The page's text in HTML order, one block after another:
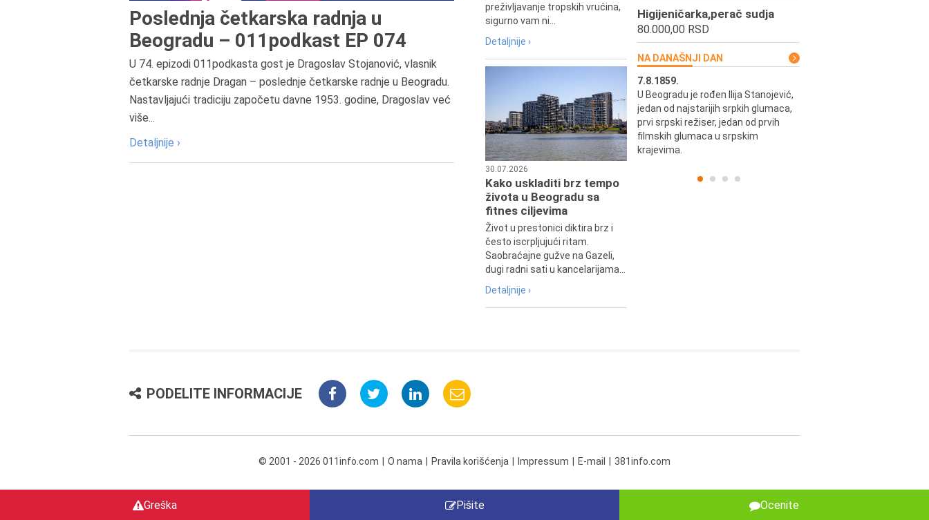
Poslednja četkarska radnja u
Beogradu – 011podkast EP 074
U 74. epizodi 011podkasta gost je Dragoslav Stojanović, vlasnik
četkarske radnje Dragan – poslednje četkarske radnje u Beogradu.
Nastavljajući tradiciju započetu davne 1953. godine, Dragoslav već
više...
Detaljnije ›
preživljavanje tropskih vrućina,
sigurno vam ni...
Detaljnije ›
30.07.2026
Kako uskladiti brz tempo
života u Beogradu sa
fitnes ciljevima
Život u prestonici diktira brz i
često iscrpljujući ritam.
Saobraćajne gužve na Gazeli,
dugi radni sati u kancelarijama...
Detaljnije ›
Higijeničarka,perač sudja
80.000,00 RSD
NA DANAŠNJI DAN
Preminula je Đurđija Cvetić,
pozorišna, filmska i TV glumica.
7.8.1859.
U Beogradu je rođen Ilija Stanojević,
jedan od najstarijih srpkih glumaca,
prvi srpski režiser, jedan od prvih
filmskih glumaca u srpskim
krajevima.
PODELITE INFORMACIJE
Greška Pišite Ocenite
© 2001 - 2026 011info.com O nama Pravila korišćenja Impressum E-mail 381info.com